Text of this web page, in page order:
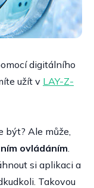
digitálního
užít v LAY-Z-
být? Ale může,
ovládáním.
si aplikaci a
Takovou